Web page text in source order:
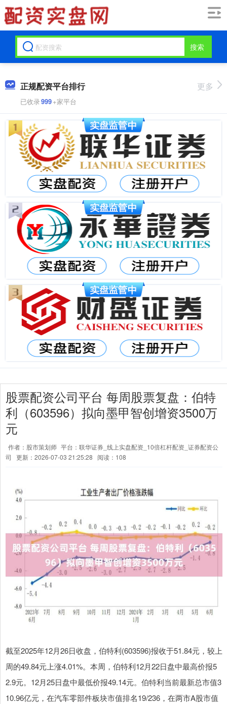
搜索
正规配资平台排行
已收录999+家平台
更多
股票配资公司平台 每周股票复盘：伯特
利（603596）拟向墨甲智创增资3500万
元
作者：股市策划师 平台：联华证券_线上实盘配资_10倍杠杆配资_证券配资公
司
更新：2026-07-03 21:25:28 阅读：108
截至2025年12月26日收盘，伯特利(603596)报收于51.84元，较上
周的49.84元上涨4.01%。本周，伯特利12月22日盘中最高价报5
2.9元。12月25日盘中最低价报49.14元。伯特利当前最新总市值3
10.96亿元，在汽车零部件板块市值排名19/236，在两市A股市值